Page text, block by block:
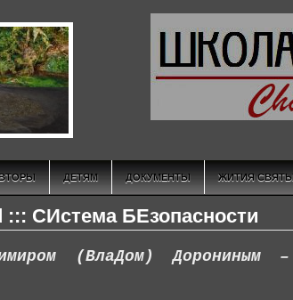
ДЕТЯМ ДОКУМЕНТЫ ЖИТИЯ
::: СИстема БЕзопасности
(ВлаДом)